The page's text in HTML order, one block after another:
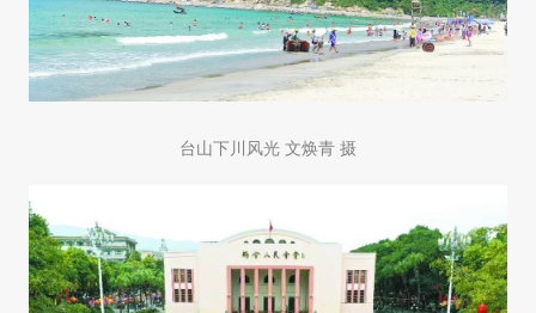
台山下川风光 文焕青 摄